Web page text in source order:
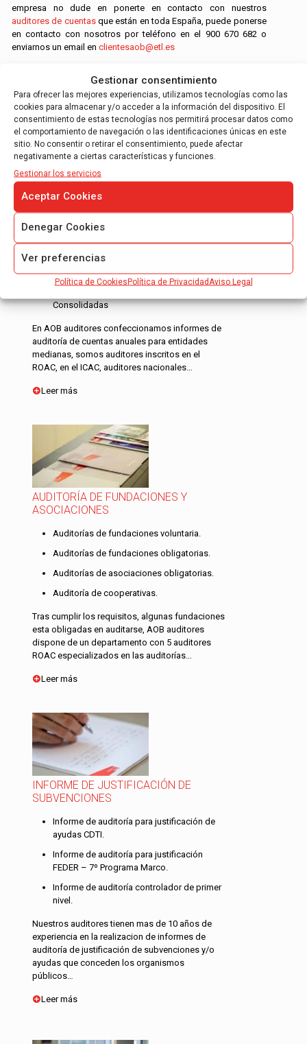
Gestionar consentimiento
Para ofrecer las mejores experiencias, utilizamos tecnologías como las
cookies para almacenar y/o acceder a la información del dispositivo. El
consentimiento de estas tecnologías nos permitirá procesar datos como
el comportamiento de navegación o las identificaciones únicas en este
sitio. No consentir o retirar el consentimiento, puede afectar
negativamente a ciertas características y funciones.
Gestionar los servicios
Aceptar Cookies
Denegar Cookies
Ver preferencias
Política de CookiesPolítica de Privacidad Aviso Legal
empresa no dude en ponerte en contacto con nuestros
auditores de cuentasque están en toda España, puede ponerse
en contacto con nosotros por teléfono en el 900 670 682o
enviarnos un email en clientesaob@etl.es
Servicios de AOB Auditores
Auditores ROAC en Barcelona y Madrid
Auditoria de Cuentas Anuales Obligatoria
Auditoria de Cuentas Anuales Voluntaria
Consolidadas
En AOB auditores confeccionamos informes de
auditoría de cuentas anuales para entidades
medianas, somos auditores inscritos en el
ROAC, en el ICAC, auditores nacionales…
Leer más
AUDITORÍA DE FUNDACIONES Y
ASOCIACIONES
Auditorías de fundaciones voluntaria.
Auditorías de fundaciones obligatorias.
Auditorías de asociaciones obligatorias.
Auditoría de cooperativas.
Tras cumplir los requisitos, algunas fundaciones
esta obligadas en auditarse, AOB auditores
dispone de un departamento con 5 auditores
ROAC especializados en las auditorías…
Leer más
INFORME DE JUSTIFICACIÓN DE
SUBVENCIONES
Informe de auditoría para justificación de
ayudas CDTI.
Informe de auditoría para justificación
FEDER – 7º Programa Marco.
Informe de auditoría controlador de primer
nivel.
Nuestros auditores tienen mas de 10 años de
experiencia en la realizacion de informes de
auditoría de justificación de subvenciones y/o
ayudas que conceden los organismos
públicos…
Leer más